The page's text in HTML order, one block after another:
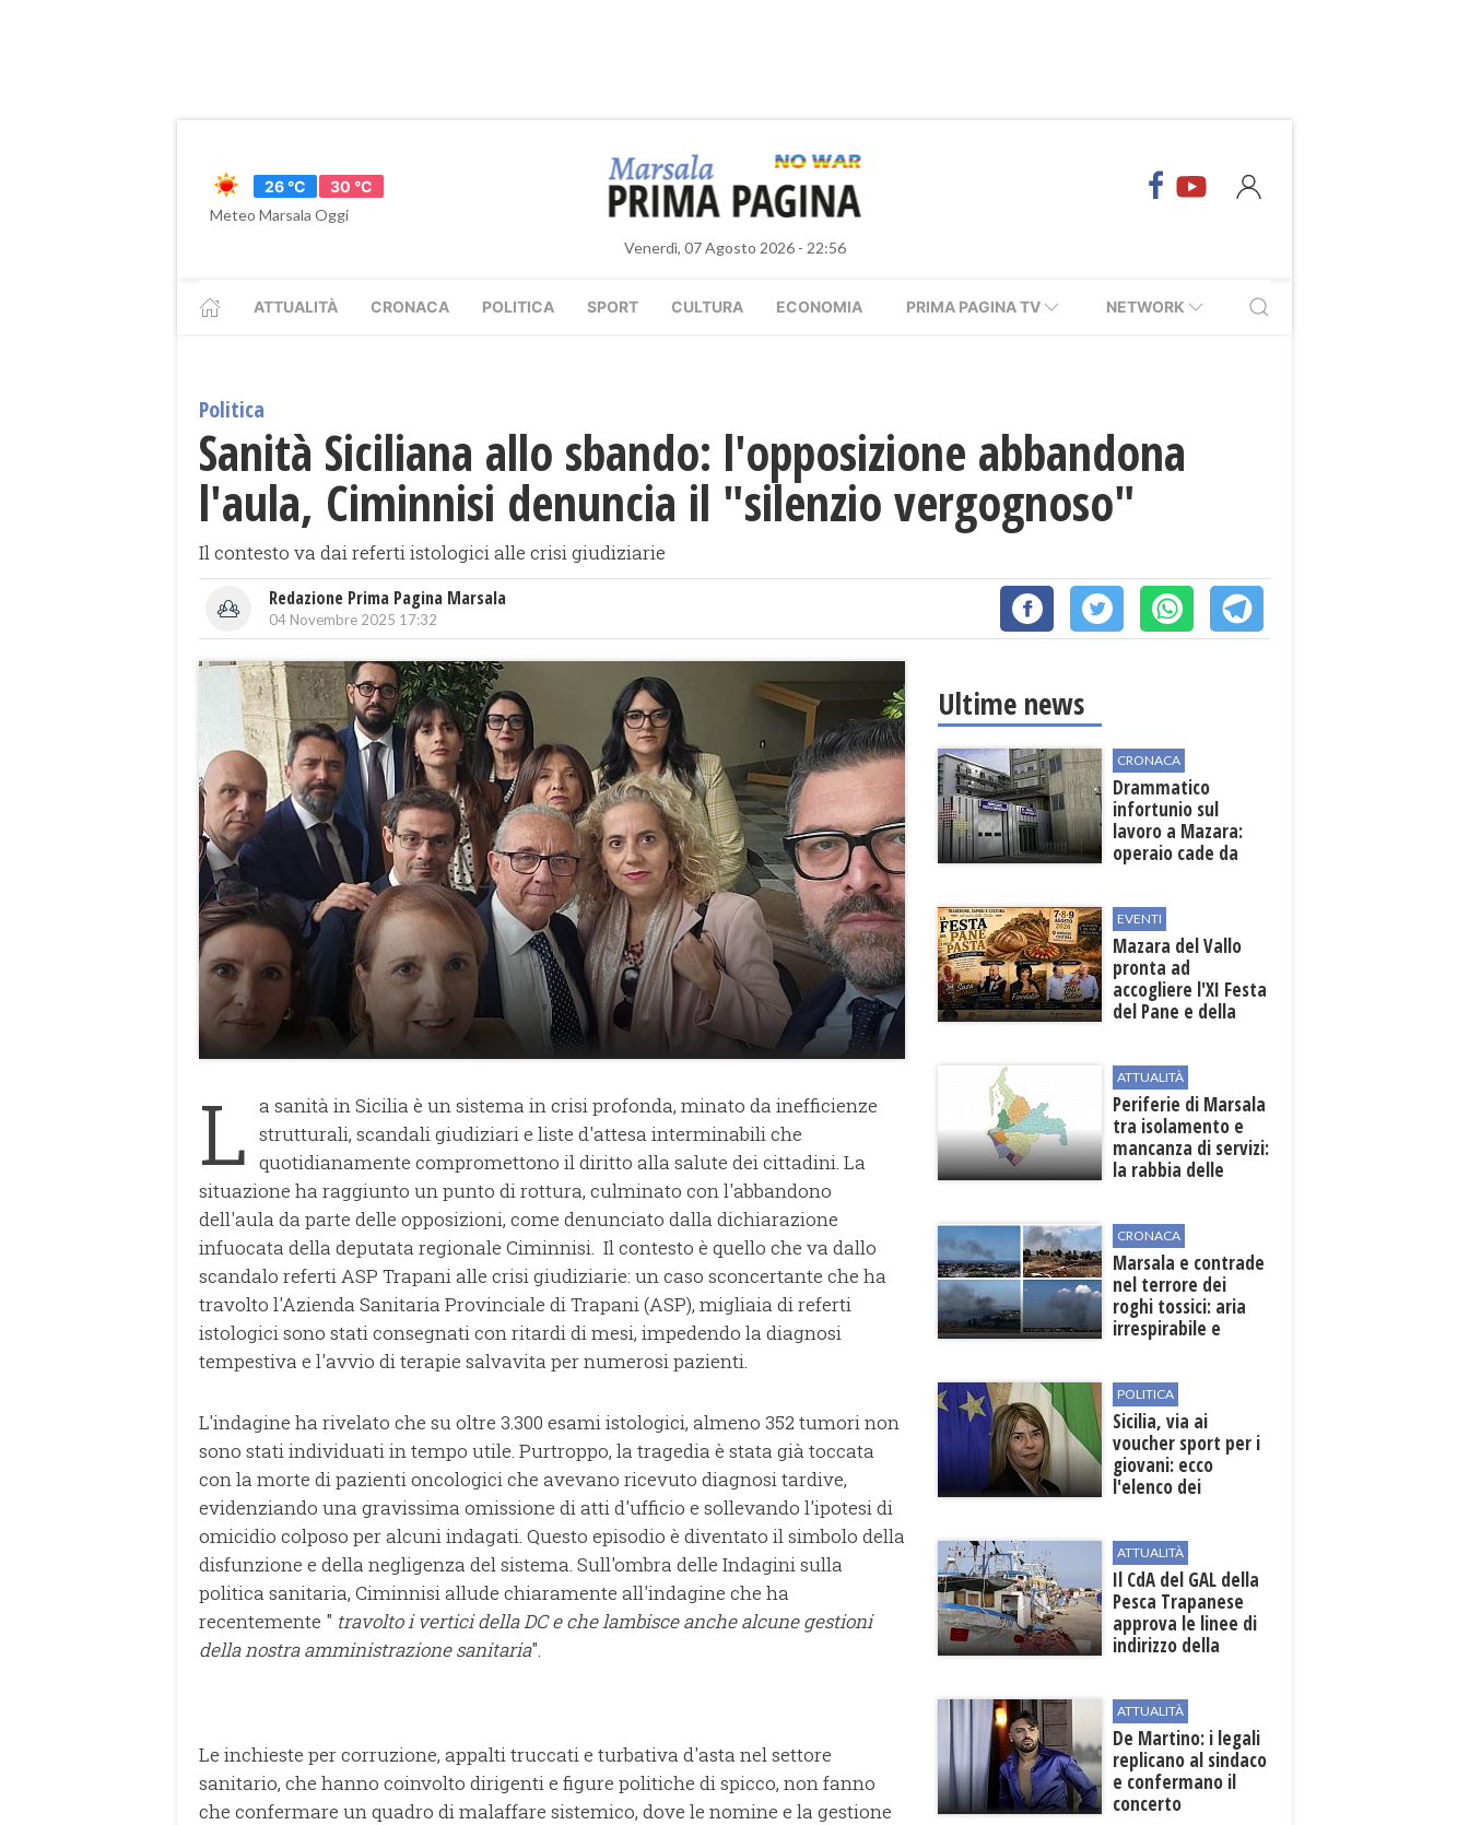
26 °C
30 °C
Meteo Marsala Oggi
Venerdì, 07 Agosto 2026 - 22:56
ATTUALITÀ CRONACA POLITICA SPORT CULTURA ECONOMIA PRIMA PAGINA TV NETWORK
Politica
Sanità Siciliana allo sbando: l'opposizione abbandona
l'aula, Ciminnisi denuncia il "silenzio vergognoso"
Il contesto va dai referti istologici alle crisi giudiziarie
Redazione Prima Pagina Marsala
04 Novembre 2025 17:32
L a sanità in Sicilia è un sistema in crisi profonda, minato da inefficienze
strutturali, scandali giudiziari e liste d'attesa interminabili che
quotidianamente compromettono il diritto alla salute dei cittadini. La
situazione ha raggiunto un punto di rottura, culminato con l'abbandono
dell'aula da parte delle opposizioni, come denunciato dalla dichiarazione
infuocata della deputata regionale Ciminnisi. Il contesto è quello che va dallo
scandalo referti ASP Trapani alle crisi giudiziarie: un caso sconcertante che ha
travolto l'Azienda Sanitaria Provinciale di Trapani (ASP), migliaia di referti
istologici sono stati consegnati con ritardi di mesi, impedendo la diagnosi
tempestiva e l'avvio di terapie salvavita per numerosi pazienti.
L'indagine ha rivelato che su oltre 3.300 esami istologici, almeno 352 tumori non
sono stati individuati in tempo utile. Purtroppo, la tragedia è stata già toccata
con la morte di pazienti oncologici che avevano ricevuto diagnosi tardive,
evidenziando una gravissima omissione di atti d'ufficio e sollevando l'ipotesi di
omicidio colposo per alcuni indagati. Questo episodio è diventato il simbolo della
disfunzione e della negligenza del sistema. Sull'ombra delle Indagini sulla
politica sanitaria, Ciminnisi allude chiaramente all'indagine che ha
recentemente " travolto i vertici della DC e che lambisce anche alcune gestioni
della nostra amministrazione sanitaria".
Le inchieste per corruzione, appalti truccati e turbativa d'asta nel settore
sanitario, che hanno coinvolto dirigenti e figure politiche di spicco, non fanno
che confermare un quadro di malaffare sistemico, dove le nomine e la gestione
Ultime news
CRONACA
Drammatico
infortunio sul
lavoro a Mazara:
operaio cade da
EVENTI
Mazara del Vallo
pronta ad
accogliere l'XI Festa
del Pane e della
ATTUALITÀ
Periferie di Marsala
tra isolamento e
mancanza di servizi:
la rabbia delle
CRONACA
Marsala e contrade
nel terrore dei
roghi tossici: aria
irrespirabile e
POLITICA
Sicilia, via ai
voucher sport per i
giovani: ecco
l'elenco dei
ATTUALITÀ
Il CdA del GAL della
Pesca Trapanese
approva le linee di
indirizzo della
sviluppo
ATTUALITÀ
De Martino: i legali
replicano al sindaco
e confermano il
concerto